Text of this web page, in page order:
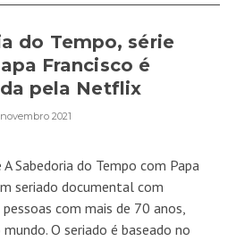
do Tempo, série
Francisco é
pela Netflix
novembro 2021
Sabedoria do Tempo com Papa
seriado documental com
com mais de 70 anos,
O seriado é baseado no